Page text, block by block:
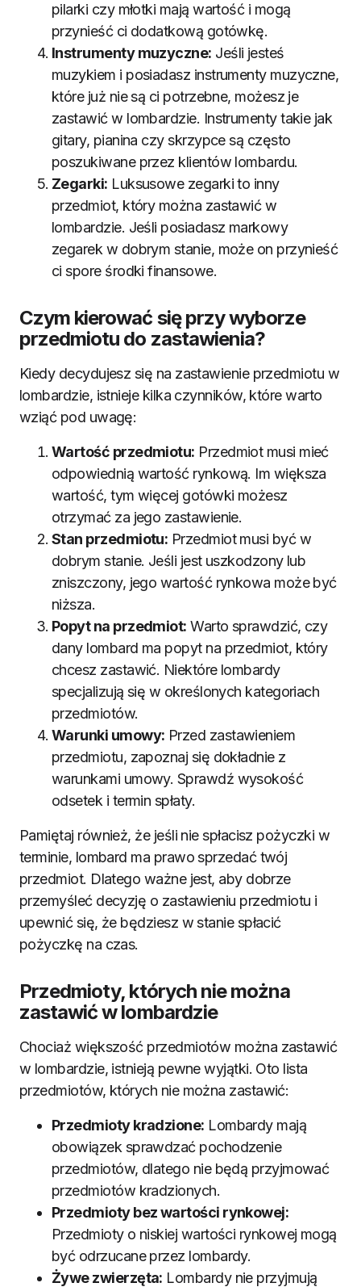
pilarki czy młotki mają wartość i mogą
przynieść ci dodatkową gotówkę.
Instrumenty muzyczne: Jeśli jesteś
muzykiem i posiadasz instrumenty muzyczne,
które już nie są ci potrzebne, możesz je
zastawić w lombardzie. Instrumenty takie jak
gitary, pianina czy skrzypce są często
poszukiwane przez klientów lombardu.
Zegarki: Luksusowe zegarki to inny
przedmiot, który można zastawić w
lombardzie. Jeśli posiadasz markowy
zegarek w dobrym stanie, może on przynieść
ci spore środki finansowe.
Czym kierować się przy wyborze
przedmiotu do zastawienia?
Kiedy decydujesz się na zastawienie przedmiotu w
lombardzie, istnieje kilka czynników, które warto
wziąć pod uwagę:
Wartość przedmiotu: Przedmiot musi mieć
odpowiednią wartość rynkową. Im większa
wartość, tym więcej gotówki możesz
otrzymać za jego zastawienie.
Stan przedmiotu: Przedmiot musi być w
dobrym stanie. Jeśli jest uszkodzony lub
zniszczony, jego wartość rynkowa może być
niższa.
Popyt na przedmiot: Warto sprawdzić, czy
dany lombard ma popyt na przedmiot, który
chcesz zastawić. Niektóre lombardy
specjalizują się w określonych kategoriach
przedmiotów.
Warunki umowy: Przed zastawieniem
przedmiotu, zapoznaj się dokładnie z
warunkami umowy. Sprawdź wysokość
odsetek i termin spłaty.
Pamiętaj również, że jeśli nie spłacisz pożyczki w
terminie, lombard ma prawo sprzedać twój
przedmiot. Dlatego ważne jest, aby dobrze
przemyśleć decyzję o zastawieniu przedmiotu i
upewnić się, że będziesz w stanie spłacić
pożyczkę na czas.
Przedmioty, których nie można
zastawić w lombardzie
Chociaż większość przedmiotów można zastawić
w lombardzie, istnieją pewne wyjątki. Oto lista
przedmiotów, których nie można zastawić:
Przedmioty kradzione: Lombardy mają
obowiązek sprawdzać pochodzenie
przedmiotów, dlatego nie będą przyjmować
przedmiotów kradzionych.
Przedmioty bez wartości rynkowej:
Przedmioty o niskiej wartości rynkowej mogą
być odrzucane przez lombardy.
Żywe zwierzęta: Lombardy nie przyjmują